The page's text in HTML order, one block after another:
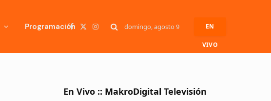
ProgramaciónFacebook
X
Instagramdomingo, agosto 9 EN
VIVO
En Vivo :: MakroDigital Televisión